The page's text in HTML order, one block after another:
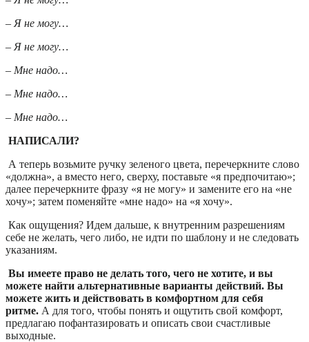
– Я не могу…
– Я не могу…
– Мне надо…
– Мне надо…
– Мне надо…
НАПИСАЛИ?
А теперь возьмите ручку зеленого цвета, перечеркните слово
«должна», а вместо него, сверху, поставьте «я предпочитаю»;
далее перечеркните фразу «я не могу» и замените его на «не
хочу»; затем поменяйте «мне надо» на «я хочу».
Как ощущения? Идем дальше, к внутренним разрешениям
себе не желать, чего либо, не идти по шаблону и не следовать
указаниям.
Вы имеете право не делать того, чего не хотите, и вы
можете найти альтернативные варианты действий. Вы
можете жить и действовать в комфортном для себя
ритме. А для того, чтобы понять и ощутить свой комфорт,
предлагаю пофантазировать и описать свои счастливые
выходные.